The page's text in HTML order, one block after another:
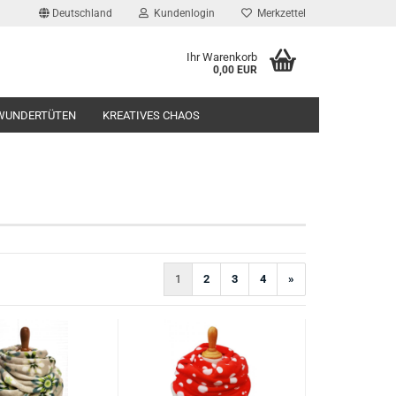
Deutschland Kundenlogin Merkzettel
Ihr Warenkorb
0,00 EUR
KREATIVES CHAOS
1 2 3 4 »